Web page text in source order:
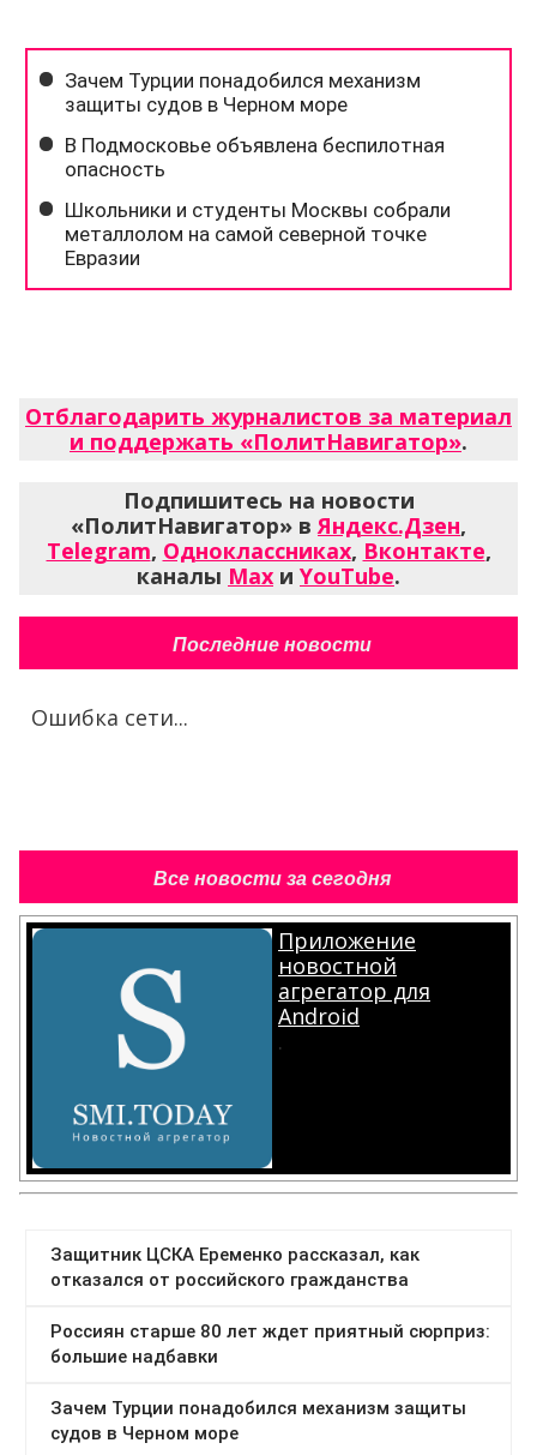
Отблагодарить журналистов за материал
и поддержать «ПолитНавигатор».
Подпишитесь на новости
«ПолитНавигатор» вЯндекс.Дзен,
Telegram, Одноклассниках, Вконтакте,
каналы Max и YouTube.
Последние новости
Ошибка сети...
Все новости за сегодня
Приложение
новостной
агрегатор для
Android
.